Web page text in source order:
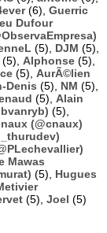
(6), Guerric
Dufour
(5), DJM (5),
(5), Alphonse (5),
(5), AurÃ©lien
Denis (5), NM (5),
(5), Alain
(5),
(@cnaux)
Mawas
(5), Hugues
(5), Joel (5)